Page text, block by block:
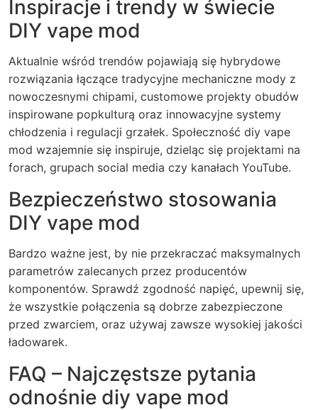
Inspiracje i trendy w świecie
DIY vape mod
Aktualnie wśród trendów pojawiają się hybrydowe
rozwiązania łączące tradycyjne mechaniczne mody z
nowoczesnymi chipami, customowe projekty obudów
inspirowane popkulturą oraz innowacyjne systemy
chłodzenia i regulacji grzałek. Społeczność diy vape
mod wzajemnie się inspiruje, dzieląc się projektami na
forach, grupach social media czy kanałach YouTube.
Bezpieczeństwo stosowania
DIY vape mod
Bardzo ważne jest, by nie przekraczać maksymalnych
parametrów zalecanych przez producentów
komponentów. Sprawdź zgodność napięć, upewnij się,
że wszystkie połączenia są dobrze zabezpieczone
przed zwarciem, oraz używaj zawsze wysokiej jakości
ładowarek.
FAQ – Najczęstsze pytania
odnośnie diy vape mod